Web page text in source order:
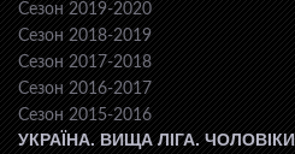
Сезон 2019-2020
Сезон 2018-2019
Сезон 2017-2018
Сезон 2016-2017
Сезон 2015-2016
УКРАЇНА. ВИЩА ЛІГА. ЧОЛОВІКИ